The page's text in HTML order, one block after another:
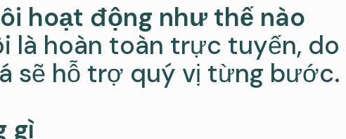
hoạt động như thế nào
là hoàn toàn trực tuyến,
sẽ hỗ trợ quý vị từng bước.
gì